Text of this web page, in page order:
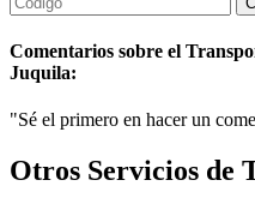
Comentarios sobre el
Juquila:
"Sé el primero en hacer un
Otros Servicios de